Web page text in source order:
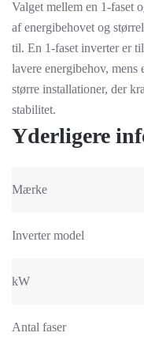
Valget mellem en 1-faset
af energibehovet og
til. En 1-faset inverter er
lavere energibehov,
større installationer, der
stabilitet.
Yderligere
Mærke
Inverter model
kW
Antal faser